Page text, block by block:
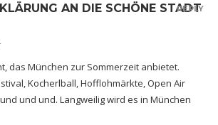
AN DIE SCHÖNE STADT
das München zur Sommerzeit anbietet.
Kocherlball, Hofflohmärkte, Open Air
und und. Langweilig wird es in München
REPLY